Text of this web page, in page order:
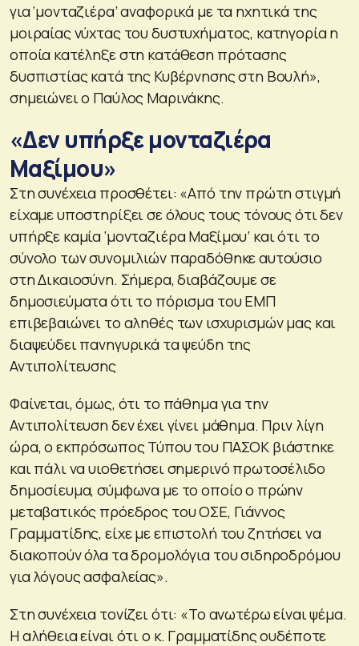
για ‘μονταζιέρα’ αναφορικά με τα ηχητικά της
μοιραίας νύχτας του δυστυχήματος, κατηγορία η
οποία κατέληξε στη κατάθεση πρότασης
δυσπιστίας κατά της Κυβέρνησης στη Βουλή»,
σημειώνει ο Παύλος Μαρινάκης.
«Δεν υπήρξε μονταζιέρα
Μαξίμου»
Στη συνέχεια προσθέτει: «Από την πρώτη στιγμή
είχαμε υποστηρίξει σε όλους τους τόνους ότι δεν
υπήρξε καμία ‘μονταζιέρα Μαξίμου’ και ότι το
σύνολο των συνομιλιών παραδόθηκε αυτούσιο
στη Δικαιοσύνη. Σήμερα, διαβάζουμε σε
δημοσιεύματα ότι το πόρισμα του ΕΜΠ
επιβεβαιώνει το αληθές των ισχυρισμών μας και
διαψεύδει πανηγυρικά τα ψεύδη της
Αντιπολίτευσης
Φαίνεται, όμως, ότι το πάθημα για την
Αντιπολίτευση δεν έχει γίνει μάθημα. Πριν λίγη
ώρα, ο εκπρόσωπος Τύπου του ΠΑΣΟΚ βιάστηκε
και πάλι να υιοθετήσει σημερινό πρωτοσέλιδο
δημοσίευμα, σύμφωνα με το οποίο ο πρώην
μεταβατικός πρόεδρος του ΟΣΕ, Γιάννος
Γραμματίδης, είχε με επιστολή του ζητήσει να
διακοπούν όλα τα δρομολόγια του σιδηροδρόμου
για λόγους ασφαλείας».
Στη συνέχεια τονίζει ότι: «Το ανωτέρω είναι ψέμα.
Η αλήθεια είναι ότι ο κ. Γραμματίδης ουδέποτε